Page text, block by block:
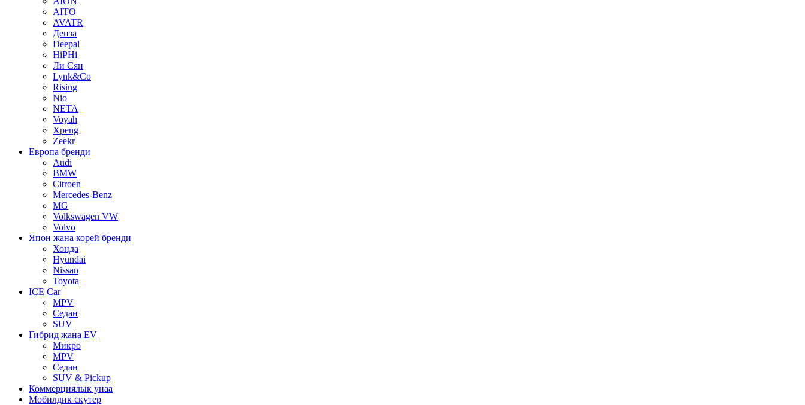
AITO
AVATR
Денза
Deepal
HiPHi
Ли Сян
Lynk&Co
Rising
Nio
NETA
Voyah
Xpeng
Zeekr
Европа бренди
Audi
BMW
Citroen
Mercedes-Benz
MG
Volkswagen VW
Volvo
Япон жана корей бренди
Хонда
Hyundai
Nissan
Toyota
ICE Car
MPV
Седан
SUV
Гибрид жана EV
Микро
MPV
Седан
SUV & Pickup
Коммерциялык унаа
Мобилдик скутер